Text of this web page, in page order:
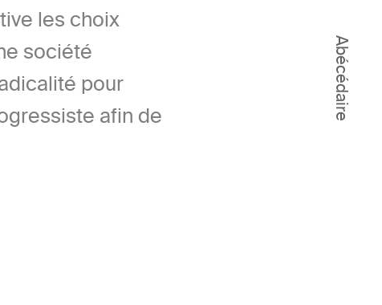
Abécédaire
les choix
société
pour
afin de